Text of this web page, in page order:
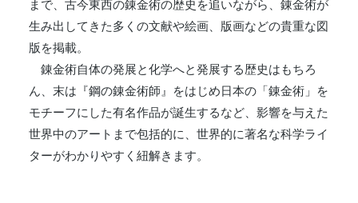
まで、古今東西の錬金術の歴史を追いながら、錬金術が
生み出してきた多くの文献や絵画、版画などの貴重な図
版を掲載。
錬金術自体の発展と化学へと発展する歴史はもちろ
ん、末は『鋼の錬金術師』をはじめ日本の「錬金術」を
モチーフにした有名作品が誕生するなど、影響を与えた
世界中のアートまで包括的に、世界的に著名な科学ライ
ターがわかりやすく紐解きます。